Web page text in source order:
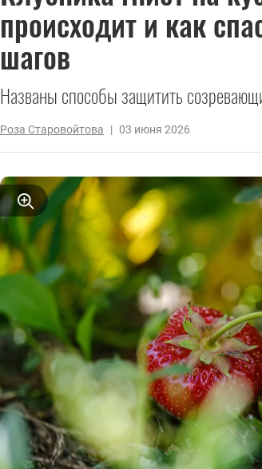
происходит и как
шагов
Названы способы защитить
Роза Старовойтова | 03 июня 2026